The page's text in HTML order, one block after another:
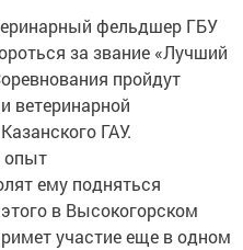
фельдшер ГБУ
за звание «Лучший
пройдут
ветеринарной
ГАУ.
опыт
ему подняться
в Высокогорском
участие еще в одном